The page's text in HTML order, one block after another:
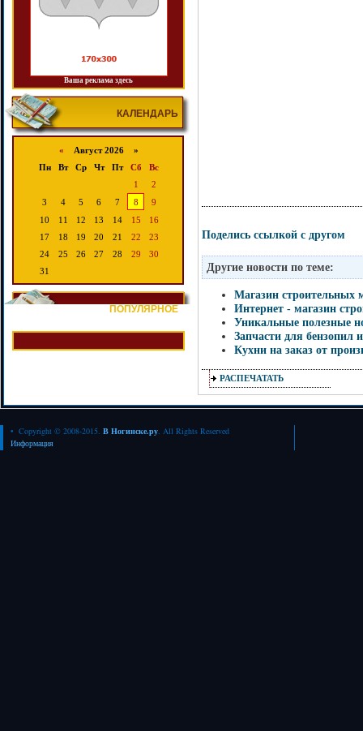
Ваша реклама здесь
КАЛЕНДАРЬ
« Август 2026 »
Пн
Вт Ср Чт Пт Сб
Вс
1
2
3
4 5 6 7 8
9
10
11 12 13 14 15
16
17
18 19 20 21 22
23
24
25 26 27 28 29
30
31
ПОПУЛЯРНОЕ
Поделись ссылкой с другом
Другие новости по теме:
Магазин строительных
Интернет - магазин
Уникальные полезные
Запчасти для бензопил
Кухни на заказ от
РАСПЕЧАТАТЬ
• Copyright © 2008-2015. В Ногинске.ру. All Rights Reserved
Информация